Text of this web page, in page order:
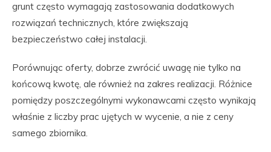
grunt często wymagają zastosowania dodatkowych
rozwiązań technicznych, które zwiększają
bezpieczeństwo całej instalacji.
Porównując oferty, dobrze zwrócić uwagę nie tylko na
końcową kwotę, ale również na zakres realizacji. Różnice
pomiędzy poszczególnymi wykonawcami często wynikają
właśnie z liczby prac ujętych w wycenie, a nie z ceny
samego zbiornika.